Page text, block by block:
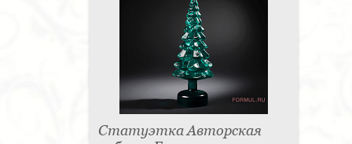
Статуэтка Авторская